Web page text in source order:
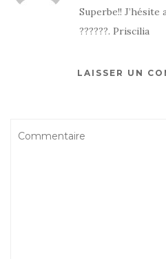
Superbe!! J’hésite
??????. Priscilia
LAISSER UN